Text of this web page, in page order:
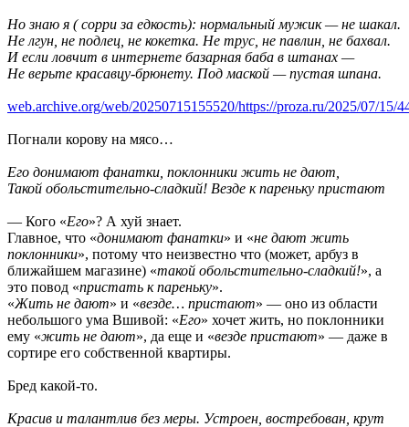
Но знаю я ( сорри за едкость): нормальный мужик — не шакал.
Не лгун, не подлец, не кокетка. Не трус, не павлин, не бахвал.
И если ловчит в интернете базарная баба в штанах —
Не верьте красавцу-брюнету. Под маской — пустая шпана.
web.archive.org/web/20250715155520/https://proza.ru/2025/07/15/
Погнали корову на мясо…
Его донимают фанатки, поклонники жить не дают,
Такой обольстительно-сладкий! Везде к пареньку пристают
— Кого «Его»? А хуй знает.
Главное, что «донимают фанатки» и «не дают жить
поклонники», потому что неизвестно что (может, арбуз в
ближайшем магазине) «такой обольстительно-сладкий!», а
это повод «пристать к пареньку».
«Жить не дают» и «везде… пристают» — оно из области
небольшого ума Вшивой: «Его» хочет жить, но поклонники
ему «жить не дают», да еще и «везде пристают» — даже в
сортире его собственной квартиры.
Бред какой-то.
Красив и талантлив без меры. Устроен, востребован, крут